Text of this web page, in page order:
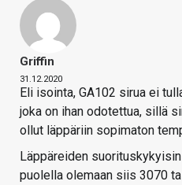
Griffin
31.12.2020
Eli isointa, GA102 sirua ei
joka on ihan odotettua, sillä
ollut läppäriin sopimaton
Läppäreiden
puolella olemaan siis 3070